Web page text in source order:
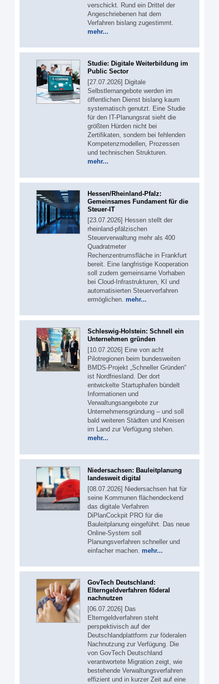
verschickt. Rund ein Drittel der
Angeschriebenen hat dem
Verfahren bislang zugestimmt.
mehr...
Studie: Digitale Weiterbildung im
Public Sector
[27.07.2026] Digitale
Selbstlernangebote werden im
öffentlichen Dienst bislang kaum
systematisch genutzt. Eine Studie
für den IT-Planungsrat sieht die
größten Hürden nicht bei
Zertifikaten, sondern bei fehlenden
Kompetenzmodellen, Prozessen
und technischen Strukturen.
mehr...
Hessen/Rheinland-Pfalz:
Gemeinsames Fundament für die
Steuer-IT
[23.07.2026] Hessen stellt der
rheinland-pfälzischen
Steuerverwaltung mehr als 400
Quadratmeter
Rechenzentrumsfläche in Frankfurt
bereit. Eine langfristige Kooperation
soll zudem gemeinsame Vorhaben
bei Cloud-Infrastrukturen, KI und
automatisierten Steuerverfahren
ermöglichen. mehr...
Schleswig-Holstein: Schnell ein
Unternehmen gründen
[10.07.2026] Eine von acht
Pilotregionen beim bundesweiten
BMDS-Projekt „Schneller Gründen“
ist Nordfriesland. Der dort
entwickelte Startuphafen bündelt
Informationen und
Verwaltungsangebote zur
Unternehmensgründung – und soll
bald weiteren Städten und Kreisen
im Land zur Verfügung stehen.
mehr...
Niedersachsen: Bauleitplanung
landesweit digital
[08.07.2026] Niedersachsen hat für
seine Kommunen flächendeckend
das digitale Verfahren
DiPlanCockpit PRO für die
Bauleitplanung eingeführt. Das neue
Online-System soll
Planungsverfahren schneller und
einfacher machen. mehr...
GovTech Deutschland:
Elterngeldverfahren föderal
nachnutzen
[06.07.2026] Das
Elterngeldverfahren steht
perspektivisch auf der
Deutschlandplattform zur föderalen
Nachnutzung zur Verfügung. Die
von GovTech Deutschland
verantwortete Migration zeigt, wie
bestehende Verwaltungsverfahren
effizient und in kurzer Zeit auf eine